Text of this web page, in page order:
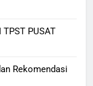
TPST PUSAT
Rekomendasi